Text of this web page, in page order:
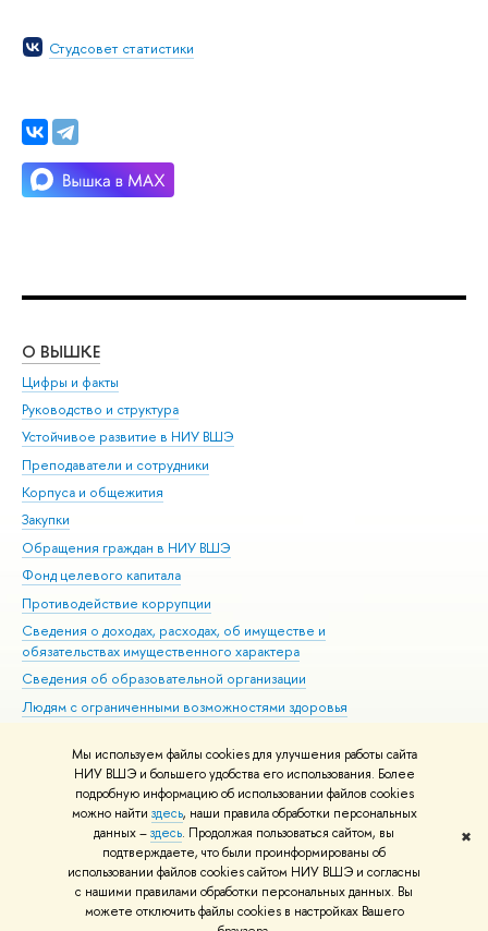
Мы используем файлы cookies для улучшения работы сайта
НИУ ВШЭ и большего удобства его использования. Более
подробную информацию об использовании файлов cookies
можно найти здесь, наши правила обработки персональных
данных –здесь. Продолжая пользоваться сайтом, вы
подтверждаете, что были проинформированы об
использовании файлов cookies сайтом НИУ ВШЭ и согласны
с нашими правилами обработки персональных данных. Вы
можете отключить файлы cookies в настройках Вашего
✖
Студсовет статистики
О ВЫШКЕ
Цифры и факты
Руководство и структура
Устойчивое развитие в НИУ ВШЭ
Преподаватели и сотрудники
Корпуса и общежития
Закупки
Обращения граждан в НИУ ВШЭ
Фонд целевого капитала
Противодействие коррупции
Сведения о доходах, расходах, об имуществе и
обязательствах имущественного характера
Сведения об образовательной организации
Людям с ограниченными возможностями здоровья
Работа в Вышке
© НИУ ВШЭ 1993–2026 Адреса и контакты Условия использования
материалов Политика конфиденциальности Карта сайта
Шрифты HSE Sans и HSE Slab разработаны вШколе дизайна НИУ ВШЭ